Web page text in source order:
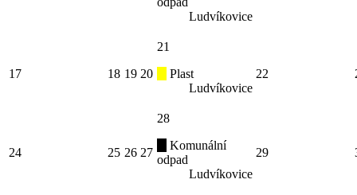
Ludvíkovice
17 18 19 20
21
Plast
Ludvíkovice
22
24 25 26 27
28
Komunální
odpad
Ludvíkovice
29